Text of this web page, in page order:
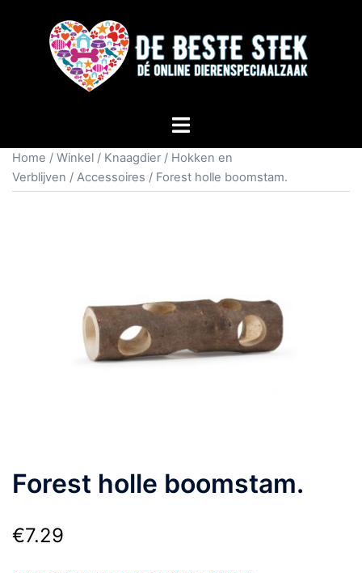
Home / Winkel / Knaagdier / Hokken en
Verblijven / Accessoires / Forest holle boomstam.
Forest holle boomstam.
€7.29